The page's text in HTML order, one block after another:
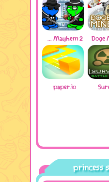
Doge
Gun Mayhem 2
paper.io
princess